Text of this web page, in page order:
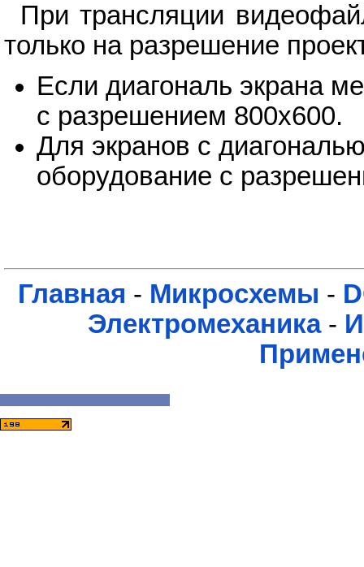
При трансляции
только на разрешение
Если диагональ экрана
с разрешением 800х600.
Для экранов с
оборудование с
Главная - Микросхемы -
Электромеханика-